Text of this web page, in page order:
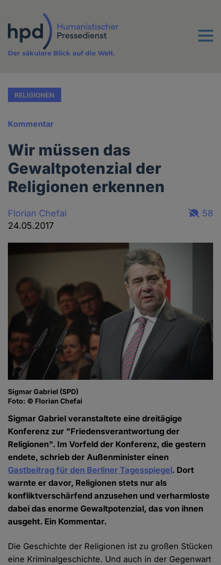
Inhalt
Menu
Der säkulare Blick auf die Welt.
RELIGIONEN
Kommentar
Wir müssen das
Gewaltpotenzial der
Religionen erkennen
Florian Chefai
24.05.2017
58
Sigmar Gabriel (SPD)
Foto: © Florian Chefai
Sigmar Gabriel veranstaltete eine dreitägige
Konferenz zur "Friedensverantwortung der
Religionen". Im Vorfeld der Konferenz, die gestern
endete, schrieb der Außenminister einen
Gastbeitrag für den Berliner Tagesspiegel. Dort
warnte er davor, Religionen stets nur als
konfliktverschärfend anzusehen und verharmloste
dabei das enorme Gewaltpotenzial, das von ihnen
ausgeht. Ein Kommentar.
Die Geschichte der Religionen ist zu großen Stücken
eine Kriminalgeschichte. Und auch in der Gegenwart